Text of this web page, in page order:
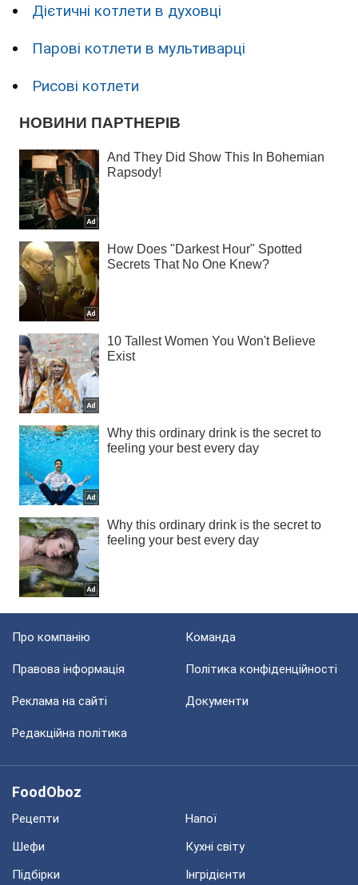
Дієтичні котлети в духовці
Парові котлети в мультиварці
Рисові котлети
Про компанію Команда
Правова інформація Політика конфіденційності
Реклама на сайті Документи
Редакційна політика
FoodOboz
Рецепти
Напої
Шефи
Кухні світу
Підбірки
Інгрідієнти